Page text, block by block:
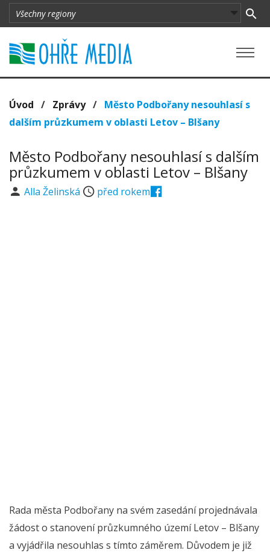
Úvod / Zprávy/ Město Podbořany nesouhlasí s
dalším průzkumem v oblasti Letov – Blšany
Město Podbořany nesouhlasí s dalším
průzkumem v oblasti Letov – Blšany
Alla Želinská před rokem
Rada města Podbořany na svém zasedání projednávala
žádost o stanovení průzkumného území Letov – Blšany
a vyjádřila nesouhlas s tímto záměrem. Důvodem je již